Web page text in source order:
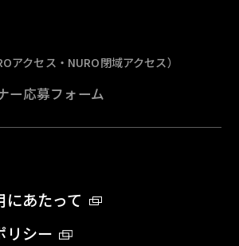
アクセス・NURO閉域アクセス）
ー応募フォーム
あたって
リシー